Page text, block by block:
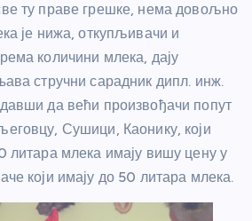
ту праве грешке, нема довољно
је нижа, откупљивачи и
количини млека, дају
стручни сарадник дипл. инж.
да већи произвођачи попут
Сушици, Каонику, који
литара млека имају вишу цену у
који имају до 50 литара млека.